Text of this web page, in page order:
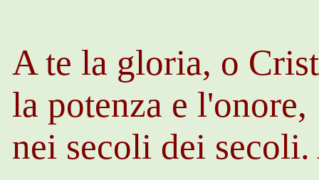
A te la gloria, o
la potenza e l'onore,
nei secoli dei